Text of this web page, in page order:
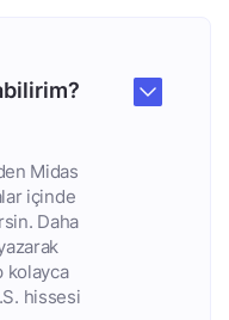
Midas
içinde
Daha
kolayca
hissesi